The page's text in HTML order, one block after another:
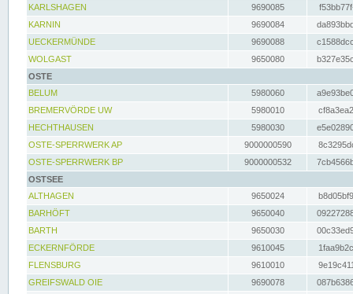
KARLSHAGEN
9690085
KARNIN
9690084
UECKERMÜNDE
9690088
WOLGAST
9650080
OSTE
BELUM
5980060
BREMERVÖRDE UW
5980010
HECHTHAUSEN
5980030
OSTE-SPERRWERK AP
9000000590
OSTE-SPERRWERK BP
9000000532
OSTSEE
ALTHAGEN
9650024
BARHÖFT
9650040
BARTH
9650030
ECKERNFÖRDE
9610045
FLENSBURG
9610010
GREIFSWALD OIE
9690078